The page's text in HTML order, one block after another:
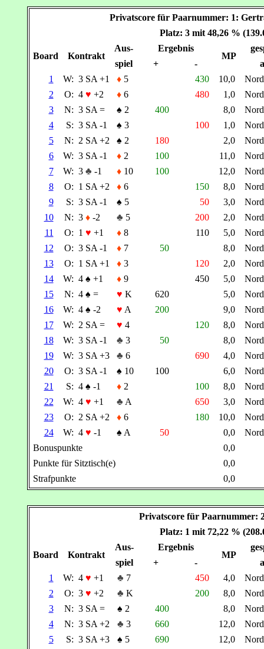
Privatscore für Paarnummer: 1:
Platz: 3 mit 48,26 %
Board Kontrakt
Aus- Ergebnis
MP
spiel
+ -
1
W: 3 SA +1 ♦5 430 10,0
2
O: 4 ♥ +2 ♦6 480 1,0
3
N: 3 SA = ♠ 2 400 8,0
4
S: 3 SA -1 ♠ 3 100 1,0
5
N: 2 SA +2 ♠ 2 180 2,0
6
W: 3 SA -1 ♦2 100 11,0
7
W: 3 ♣ -1 ♦10 100 12,0
8
O: 1 SA +2 ♦6 150 8,0
9
S: 3 SA -1 ♠ 5 50 3,0
10
N: 3 ♦-2 ♣ 5 200 2,0
11
O: 1 ♥ +1 ♦8 110 5,0
12
O: 3 SA -1 ♦7 50 8,0
13
O: 1 SA +1 ♦3 120 2,0
14
W: 4 ♠ +1 ♦9 450 5,0
15
N: 4 ♠ = ♥ K 620 5,0
16
W: 4 ♠ -2 ♥ A 200 9,0
17
W: 2 SA = ♥ 4 120 8,0
18
W: 3 SA -1 ♣ 3 50 8,0
19
W: 3 SA +3 ♣ 6 690 4,0
20
O: 3 SA -1 ♠ 10 100 6,0
21
S: 4 ♠ -1 ♦2 100 8,0
22
W: 4 ♥ +1 ♣ A 650 3,0
23
O: 2 SA +2 ♦6 180 10,0
24
W: 4 ♥ -1 ♠ A 50 0,0
Bonuspunkte
0,0
Punkte für Sitztisch(e)
0,0
Strafpunkte
0,0
Privatscore für
Platz: 1 mit 72,22 %
Board Kontrakt
Aus- Ergebnis
MP
spiel
+ -
1
W: 4 ♥ +1 ♣ 7 450 4,0
2
O: 3 ♥ +2 ♣ K 200 8,0
3
N: 3 SA = ♠ 2 400 8,0
4
N: 3 SA +2 ♣ 3 660 12,0
5
S: 3 SA +3 ♠ 5 690 12,0